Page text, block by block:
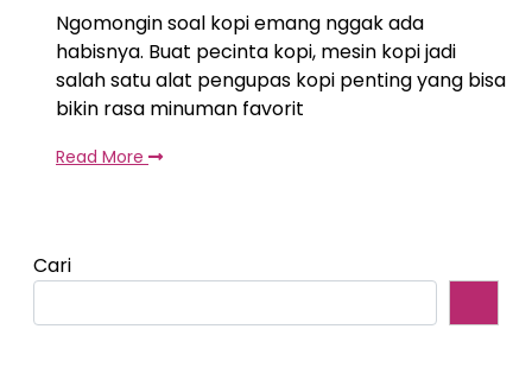
Ngomongin soal kopi emang nggak ada
habisnya. Buat pecinta kopi, mesin kopi jadi
salah satu alat pengupas kopi penting yang bisa
bikin rasa minuman favorit
Read More
Cari